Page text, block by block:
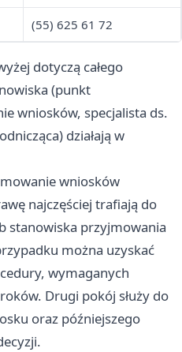
(55) 625 61 72
dotyczą całego
(punkt
wniosków, specjalista ds.
działają w
wniosków
najczęściej trafiają do
stanowiska przyjmowania
można uzyskać
wymaganych
Drugi pokój służy do
oraz późniejszego